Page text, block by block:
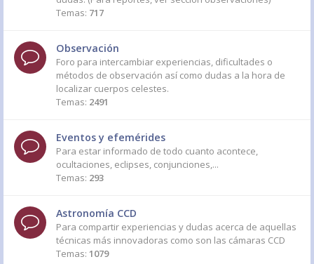
Temas: 717
Observación
Foro para intercambiar experiencias, dificultades o
métodos de observación así como dudas a la hora de
localizar cuerpos celestes.
Temas: 2491
Eventos y efemérides
Para estar informado de todo cuanto acontece,
ocultaciones, eclipses, conjunciones,...
Temas: 293
Astronomía CCD
Para compartir experiencias y dudas acerca de aquellas
técnicas más innovadoras como son las cámaras CCD
Temas: 1079